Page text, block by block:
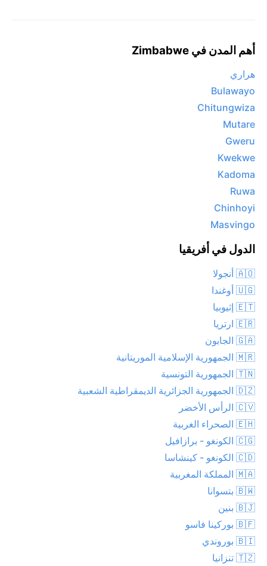
أهم المدن في Zimbabwe
هراري
Bulawayo
Chitungwiza
Mutare
Gweru
Kwekwe
Kadoma
Ruwa
Chinhoyi
Masvingo
الدول في أفريقيا
🇦🇴 أنجولا
🇺🇬 أوغندا
🇪🇹 إثيوبيا
🇪🇷 ارتريا
🇬🇦 الجابون
🇲🇷 الجمهورية الإسلامية الموريتانية
🇹🇳 الجمهورية التونسية
🇩🇿 الجمهورية الجزائرية الديمقراطية الشعبية
🇨🇻 الرأس الأخضر
🇪🇭 الصحراء الغربية
🇨🇬 الكونغو - برازافيل
🇨🇩 الكونغو - كينشاسا
🇲🇦 المملكة المغربية
🇧🇼 بتسوانا
🇧🇯 بنين
🇧🇫 بوركينا فاسو
🇧🇮 بوروندي
🇹🇿 تنزانيا